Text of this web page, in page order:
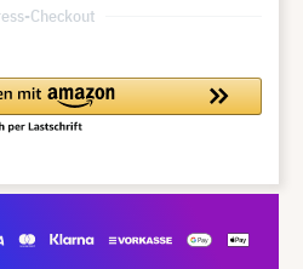
Checkout